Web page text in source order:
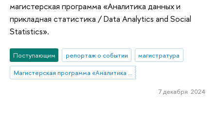
магистерская программа «Аналитика данных и
прикладная статистика / Data Analytics and Social
Statistics».
Поступающим репортаж о событии
магистратура
Магистерская программа «Аналитика данных и прикладная статистика / Data Analytics and Social Statistics»
7 декабря 2024